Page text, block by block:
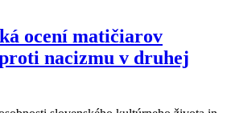
ocení matičiarov
nacizmu v druhej